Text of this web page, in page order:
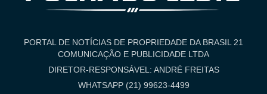
PORTAL DE NOTÍCIAS DE PROPRIEDADE DA BRASIL 21
COMUNICAÇÃO E PUBLICIDADE LTDA
DIRETOR-RESPONSÁVEL: ANDRÉ FREITAS
WHATSAPP (21) 99623-4499